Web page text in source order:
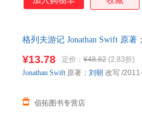
格列夫游记 Jonathan Swift 原
¥13.78 定价： ¥48.82 (2.83折)
佰拓图书专营店
Jonathan Swift原著； 刘朝 改写 /